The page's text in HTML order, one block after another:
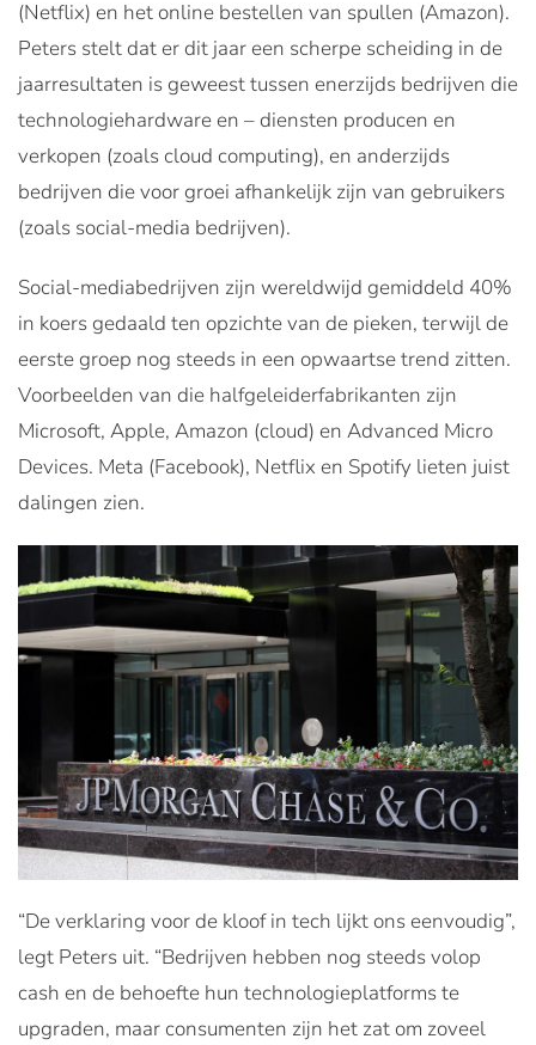
(Netflix) en het online bestellen van spullen (Amazon).
Peters stelt dat er dit jaar een scherpe scheiding in de
jaarresultaten is geweest tussen enerzijds bedrijven die
technologiehardware en – diensten producen en
verkopen (zoals cloud computing), en anderzijds
bedrijven die voor groei afhankelijk zijn van gebruikers
(zoals social-media bedrijven).
Social-mediabedrijven zijn wereldwijd gemiddeld 40%
in koers gedaald ten opzichte van de pieken, terwijl de
eerste groep nog steeds in een opwaartse trend zitten.
Voorbeelden van die halfgeleiderfabrikanten zijn
Microsoft, Apple, Amazon (cloud) en Advanced Micro
Devices. Meta (Facebook), Netflix en Spotify lieten juist
dalingen zien.
“De verklaring voor de kloof in tech lijkt ons eenvoudig”,
legt Peters uit. “Bedrijven hebben nog steeds volop
cash en de behoefte hun technologieplatforms te
upgraden, maar consumenten zijn het zat om zoveel